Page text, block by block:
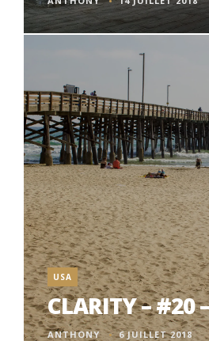
USA
CLARITY – #20
ANTHONY 6 JUILLET 2018